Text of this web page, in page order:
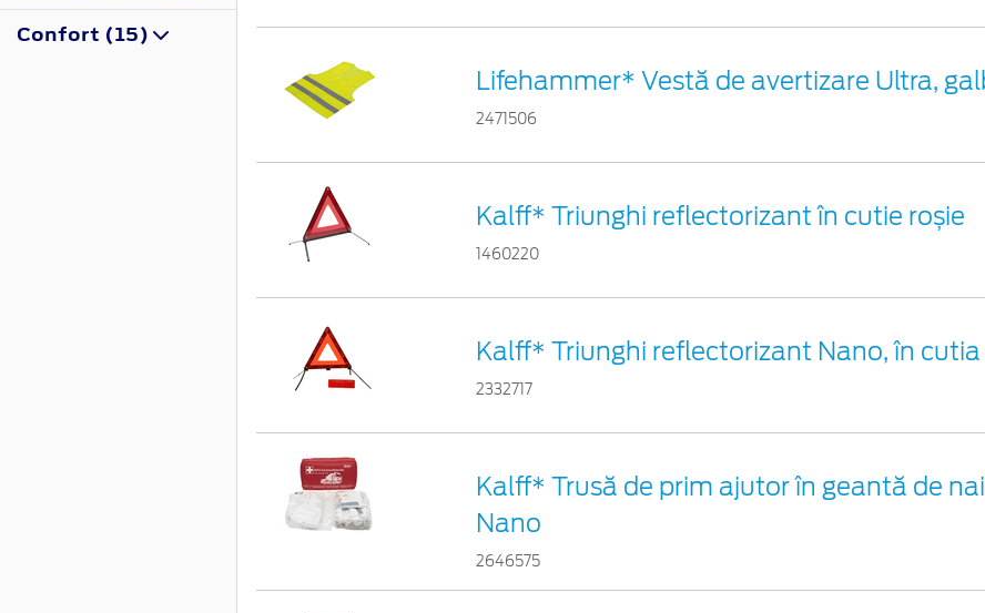
Confort (15)
Lifehammer* Vestă de avertizare Ultra,
2471506
Kalff* Triunghi reflectorizant în cutie roșie
1460220
Kalff* Triunghi reflectorizant Nano, în cutia
2332717
Kalff* Trusă de prim ajutor în geantă de
Nano
2646575